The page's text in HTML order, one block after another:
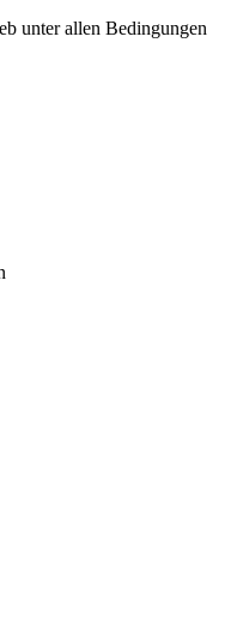
unter allen Bedingungen